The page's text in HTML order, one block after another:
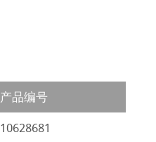
产品编号
10628681